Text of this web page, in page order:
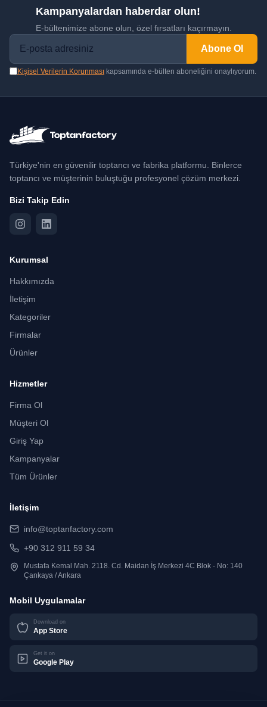
Kampanyalardan haberdar olun!
E-bültenimize abone olun, özel fırsatları kaçırmayın.
Abone Ol
Kişisel Verilerin Korunması kapsamında e-bülten aboneliğini onaylıyorum.
Türkiye'nin en güvenilir toptancı ve fabrika platformu. Binlerce
toptancı ve müşterinin buluştuğu profesyonel çözüm merkezi.
Bizi Takip Edin
Kurumsal
Hakkımızda
İletişim
Kategoriler
Firmalar
Ürünler
Hizmetler
Firma Ol
Müşteri Ol
Giriş Yap
Kampanyalar
Tüm Ürünler
İletişim
info@toptanfactory.com
+90 312 911 59 34
Mustafa Kemal Mah. 2118. Cd. Maidan İş Merkezi 4C Blok - No: 140
Çankaya / Ankara
Mobil Uygulamalar
Download on
App Store
Get it on
Google Play